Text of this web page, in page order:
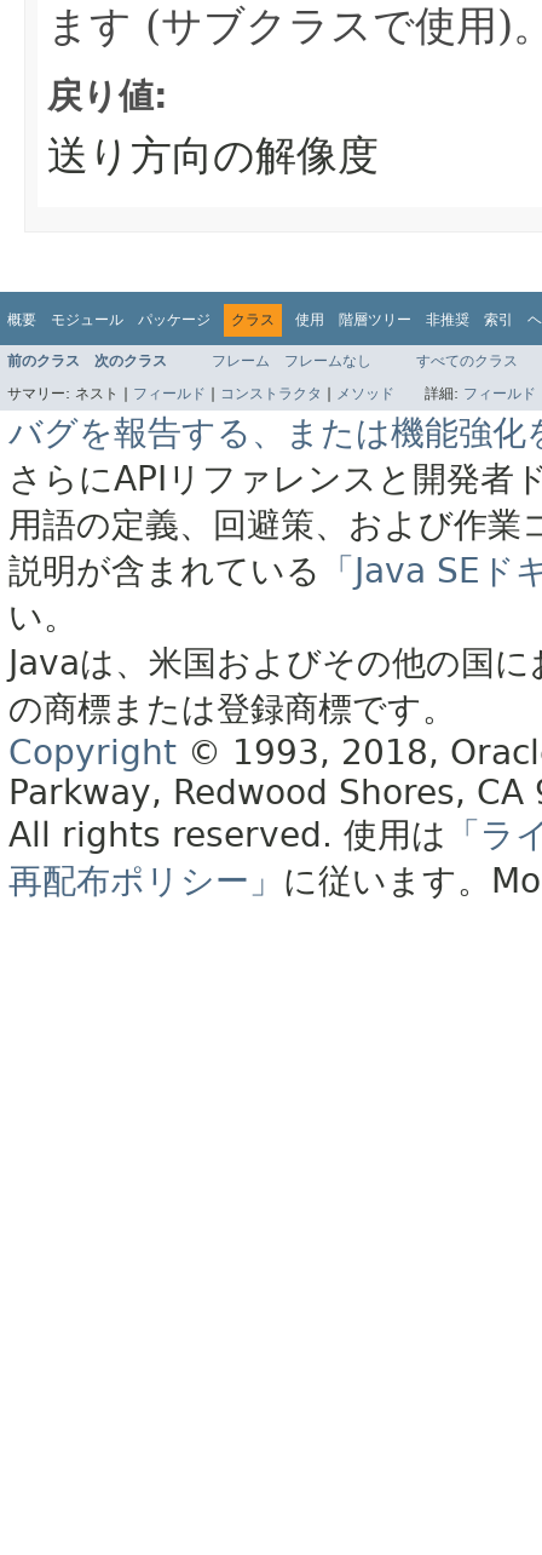
ます (サブクラスで使用)
戻り値:
送り方向の解像度
概要 モジュール パッケージ クラス 使用 階層ツリー 非推奨 索引
前のクラス 次のクラス フレーム フレームなし
すべてのクラス
サマリー: ネスト | フィールド | コンストラクタ | メソッド 詳細: フィールド
バグを報告する、または機能強化
さらにAPIリファレンスと開発者
用語の定義、回避策、および作
説明が含まれている
「Java SE
い。
Javaは、米国およびその他の国
の商標または登録商標です。
Copyright © 1993, 2018,
Parkway, Redwood Shores, CA
All rights reserved. 使用は 「ラ
再配布ポリシー」 に従います。